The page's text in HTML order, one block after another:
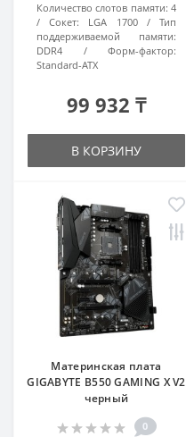
Количество слотов памяти: 4
Сокет:
LGA 1700
Тип
поддерживаемой памяти:
DDR4
Форм-фактор:
Standard-ATX
99 932 ₸
В КОРЗИНУ
Материнская плата
GIGABYTE B550 GAMING X V2
черный
0